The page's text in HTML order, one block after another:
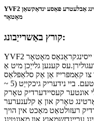
YVF2 סעריע אָפטקייַט-וואַריאַבלע און גיכקייַט-אַדזשאַסטינג אַבלעטרע פאַסע ינדאַקשאַן
מאָטאָר
קורץ באַשרייַבונג:
YVF2 סעריע דריי-פאַסע אָפטקייַט קאַנטראָולד ייסינגקראַנאַס מאָטאָר
קענען גלייַכן מיט אַ
צו קאַמפּרייז אַן אַק סלאַפּלאַס
אַדזשאַסטאַבאַל אָפטקייַט דרייווינג סיסטעם. ביי נידעריק גיכקייַט (5 ~
אונטער קעסיידערדיק טאָרק
טאָרק און אַ קלענערער
רעזולטאַט מאַכט אין הויך
מאַונטינג עריינדזשמאַנץ און מאַונטינג